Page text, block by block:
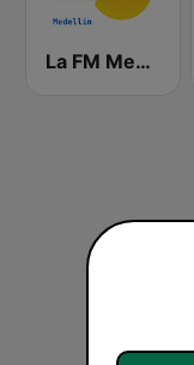
La FM Medellín